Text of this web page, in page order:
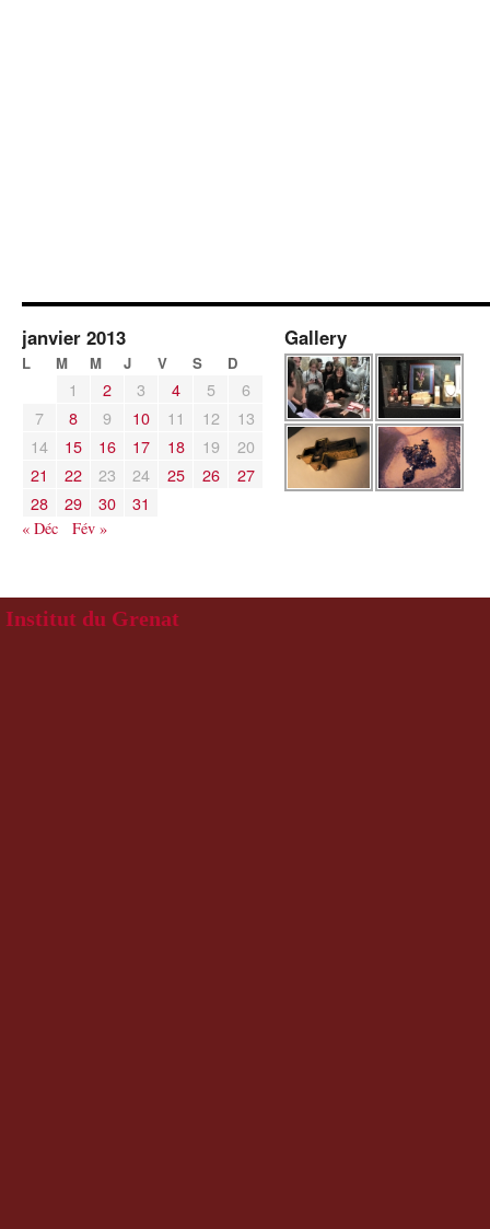
janvier 2013
L M M J V S D
1 2 3 4 5
6
7
8 9 10 11 12
13
14
15 16 17 18 19
20
21
22 23 24 25 26
27
28
29 30 31
« Déc Fév »
Gallery
Institut du Grenat